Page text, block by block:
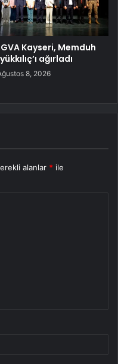
Kayseri, Memduh
ağırladı
8, 2026
alanlar * ile